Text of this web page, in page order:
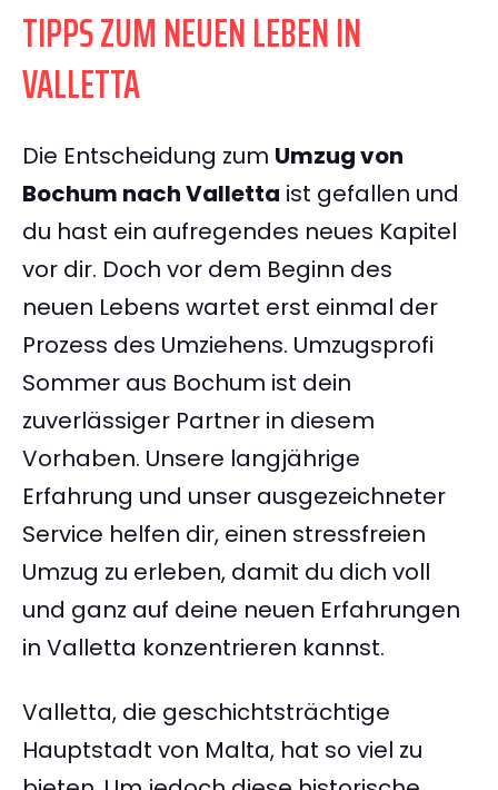
TIPPS ZUM NEUEN LEBEN IN
VALLETTA
Die Entscheidung zum Umzug von
Bochum nach Valletta ist gefallen und
du hast ein aufregendes neues Kapitel
vor dir. Doch vor dem Beginn des
neuen Lebens wartet erst einmal der
Prozess des Umziehens. Umzugsprofi
Sommer aus Bochum ist dein
zuverlässiger Partner in diesem
Vorhaben. Unsere langjährige
Erfahrung und unser ausgezeichneter
Service helfen dir, einen stressfreien
Umzug zu erleben, damit du dich voll
und ganz auf deine neuen Erfahrungen
in Valletta konzentrieren kannst.
Valletta, die geschichtsträchtige
Hauptstadt von Malta, hat so viel zu